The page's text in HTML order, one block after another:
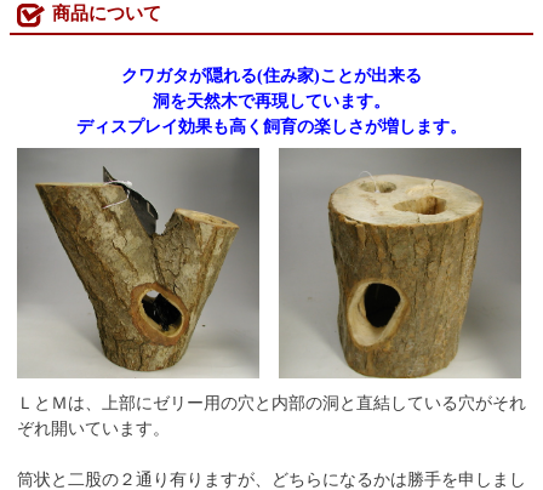
商品について
クワガタが隠れる(住み家)ことが出来る
洞を天然木で再現しています。
ディスプレイ効果も高く飼育の楽しさが増します。
ＬとＭは、上部にゼリー用の穴と内部の洞と直結している穴がそれ
ぞれ開いています。
筒状と二股の２通り有りますが、どちらになるかは勝手を申しまし